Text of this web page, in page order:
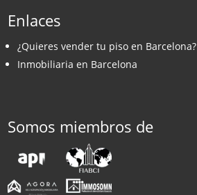
Enlaces
¿Quieres vender tu piso en Barcelona?
Inmobiliaria en Barcelona
Somos miembros de